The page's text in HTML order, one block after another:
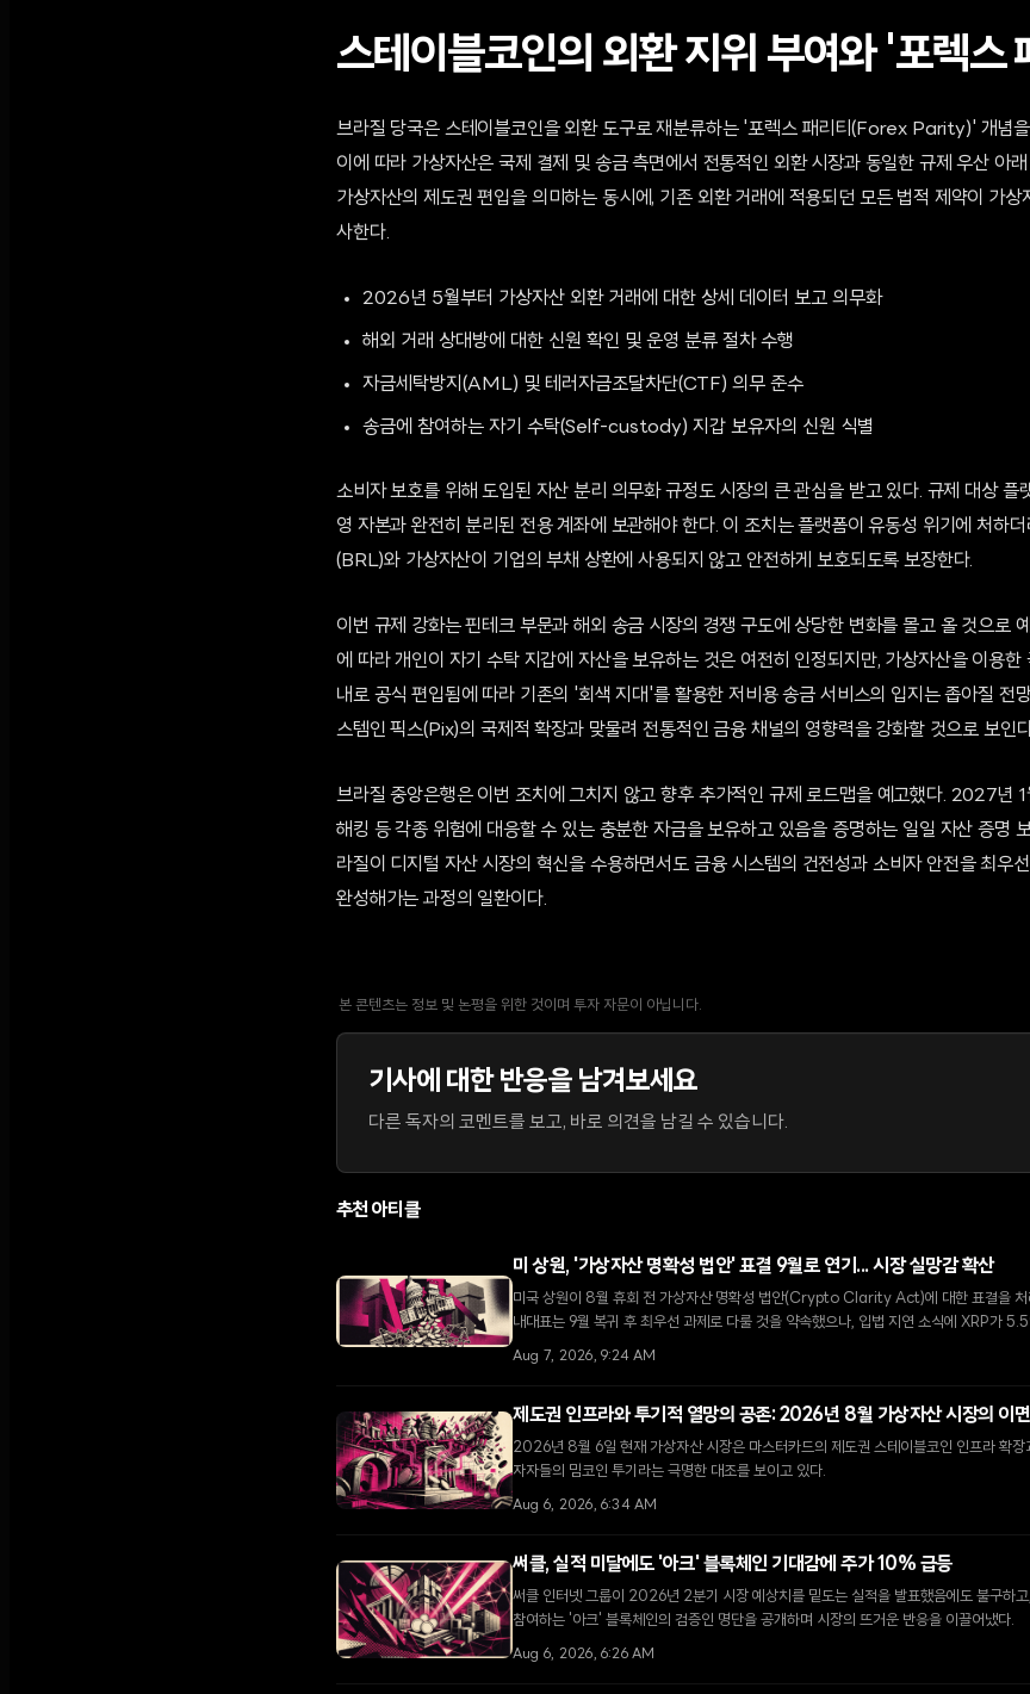
스테이블코인의 외환 지위 부여와 '포렉스
브라질 당국은 스테이블코인을 외환 도구로 재분류하는 '포렉스 패리티(Forex Parity)' 개념
이에 따라 가상자산은 국제 결제 및 송금 측면에서 전통적인 외환 시장과 동일한 규제 우산 아
가상자산의 제도권 편입을 의미하는 동시에, 기존 외환 거래에 적용되던 모든 법적 제약이 가상
사한다.
2026년 5월부터 가상자산 외환 거래에 대한 상세 데이터 보고 의무화
해외 거래 상대방에 대한 신원 확인 및 운영 분류 절차 수행
자금세탁방지(AML) 및 테러자금조달차단(CTF) 의무 준수
송금에 참여하는 자기 수탁(Self-custody) 지갑 보유자의 신원 식별
소비자 보호를 위해 도입된 자산 분리 의무화 규정도 시장의 큰 관심을 받고 있다. 규제 대상 플
영 자본과 완전히 분리된 전용 계좌에 보관해야 한다. 이 조치는 플랫폼이 유동성 위기에 처하
(BRL)와 가상자산이 기업의 부채 상환에 사용되지 않고 안전하게 보호되도록 보장한다.
이번 규제 강화는 핀테크 부문과 해외 송금 시장의 경쟁 구도에 상당한 변화를 몰고 올 것으
에 따라 개인이 자기 수탁 지갑에 자산을 보유하는 것은 여전히 인정되지만, 가상자산을 이용한
내로 공식 편입됨에 따라 기존의 '회색 지대'를 활용한 저비용 송금 서비스의 입지는 좁아질 전
스템인 픽스(Pix)의 국제적 확장과 맞물려 전통적인 금융 채널의 영향력을 강화할 것으로 보인
브라질 중앙은행은 이번 조치에 그치지 않고 향후 추가적인 규제 로드맵을 예고했다. 2027년
해킹 등 각종 위험에 대응할 수 있는 충분한 자금을 보유하고 있음을 증명하는 일일 자산 증명
라질이 디지털 자산 시장의 혁신을 수용하면서도 금융 시스템의 건전성과 소비자 안전을 최우
완성해가는 과정의 일환이다.
본 콘텐츠는 정보 및 논평을 위한 것이며 투자 자문이 아닙니다.
기사에 대한 반응을 남겨보세요
다른 독자의 코멘트를 보고, 바로 의견을 남길 수 있습니다.
추천 아티클
미 상원, '가상자산 명확성 법안' 표결 9월로 연기... 시장 실망감 확산
미국 상원이 8월 휴회 전 가상자산 명확성 법안(Crypto Clarity Act)에 대한 표결을 처
내대표는 9월 복귀 후 최우선 과제로 다룰 것을 약속했으나, 입법 지연 소식에 XRP가
다.
Aug 7, 2026, 9:24 AM
제도권 인프라와 투기적 열망의 공존: 2026년 8월 가상자산 시장의 이면
2026년 8월 6일 현재 가상자산 시장은 마스터카드의 제도권 스테이블코인 인프라 확장
자자들의 밈코인 투기라는 극명한 대조를 보이고 있다.
Aug 6, 2026, 6:34 AM
써클, 실적 미달에도 '아크' 블록체인 기대감에 주가 10% 급등
써클 인터넷 그룹이 2026년 2분기 시장 예상치를 밑도는 실적을 발표했음에도 불구하고
참여하는 '아크' 블록체인의 검증인 명단을 공개하며 시장의 뜨거운 반응을 이끌어냈다.
Aug 6, 2026, 6:26 AM